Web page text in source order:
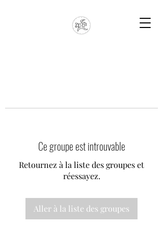
Ce groupe est introuvable
Retournez à la liste des groupes et
réessayez.
Aller à la liste des groupes